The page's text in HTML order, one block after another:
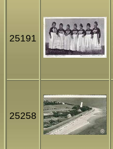
25191
25258